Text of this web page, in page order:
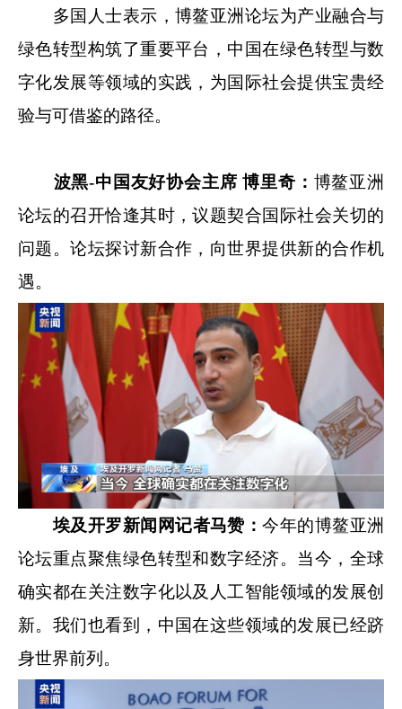
多国人士表示，博鳌亚洲论坛为产业融合与
绿色转型构筑了重要平台，中国在绿色转型与数
字化发展等领域的实践，为国际社会提供宝贵经
验与可借鉴的路径。
波黑-中国友好协会主席 博里奇： 博鳌亚洲
论坛的召开恰逢其时，议题契合国际社会关切的
问题。论坛探讨新合作，向世界提供新的合作机
遇。
埃及开罗新闻网记者马赞 ：今年的博鳌亚洲
论坛重点聚焦绿色转型和数字经济。当今，全球
确实都在关注数字化以及人工智能领域的发展创
新。我们也看到，中国在这些领域的发展已经跻
身世界前列。